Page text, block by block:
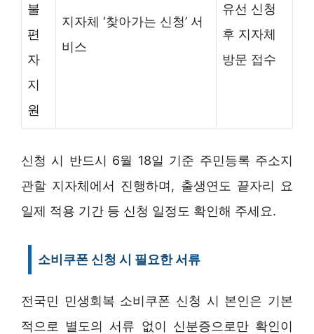
불
편
자
지
원
지자체 ‘찾아가는 신청’ 서
비스
유선 신청
후 지자체
방문 접수
신청 시 반드시 6월 18일 기준 주민등록 주소지
관할 지자체에서 진행하며, 출생연도 끝자리 요
일제 적용 기간 등 신청 일정도 확인해 주세요.
소비쿠폰 신청 시 필요한 서류
전국민 민생회복 소비쿠폰 신청 시 본인은 기본
적으로 별도의 서류 없이 신분증으로만 확인이